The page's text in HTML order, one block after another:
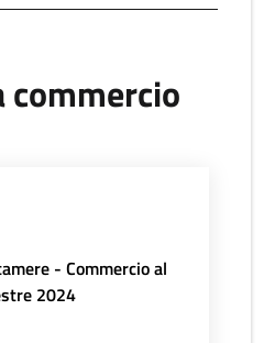
- Commercio al
2024